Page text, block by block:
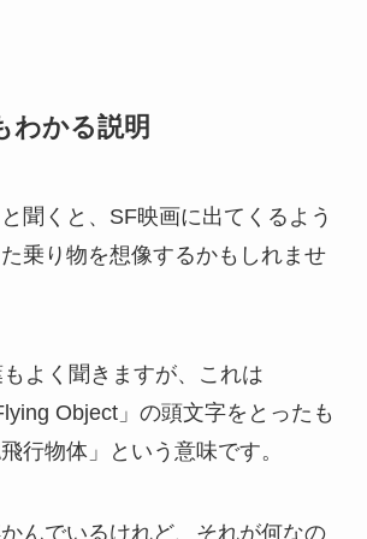
わかる説明
と聞くと、SF映画に出てくるよう
乗り物を想像するかもしれませ
よく聞きますが、これは
Object」の頭文字をとったも
行物体」という意味です。
んでいるけれど、それが何なの